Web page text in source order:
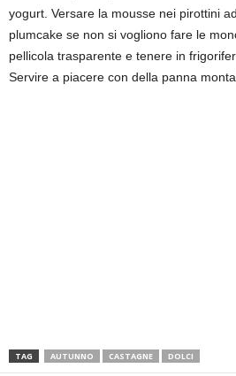
yogurt. Versare la mousse nei pirottini
plumcake se non si vogliono fare le
pellicola trasparente e tenere in
Servire a piacere con della panna
TAG AUTUNNO CASTAGNE DOLCI